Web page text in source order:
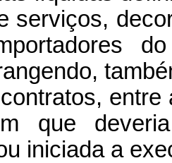
serviços,
que
iniciada a